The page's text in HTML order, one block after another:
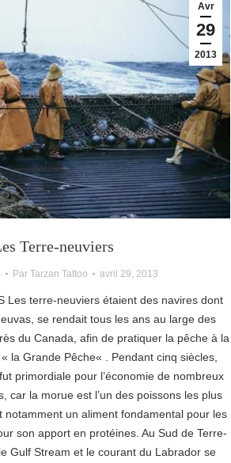
Avr
29
2013
Terre-neuviers
Par Tarzan Tattoo avril 29, 2013
Les terre-neuviers étaient des navires dont
se rendait tous les ans au large des
du Canada, afin de pratiquer la pêche à la
la Grande Pêche« . Pendant cinq siècles,
primordiale pour l’économie de nombreux
car la morue est l’un des poissons les plus
notamment un aliment fondamental pour les
son apport en protéines. Au Sud de Terre-
Gulf Stream et le courant du Labrador se